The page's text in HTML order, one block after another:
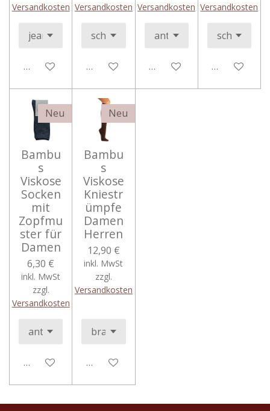
Versandkosten
In den Warenkorb
Versandkosten
In den Warenkorb
Versandkosten
In den Warenkorb
Versandkosten
In den
Neu
Bambu
s
Viskose
Socken
mit
Zopfmu
ster für
Damen
6,30 €
inkl. MwSt
zzgl.
Versandkosten
In den Warenkorb
Neu
Bambu
s
Viskose
Kniestr
ümpfe
Damen
Herren
12,90 €
inkl. MwSt
zzgl.
Versandkosten
In den Warenkorb